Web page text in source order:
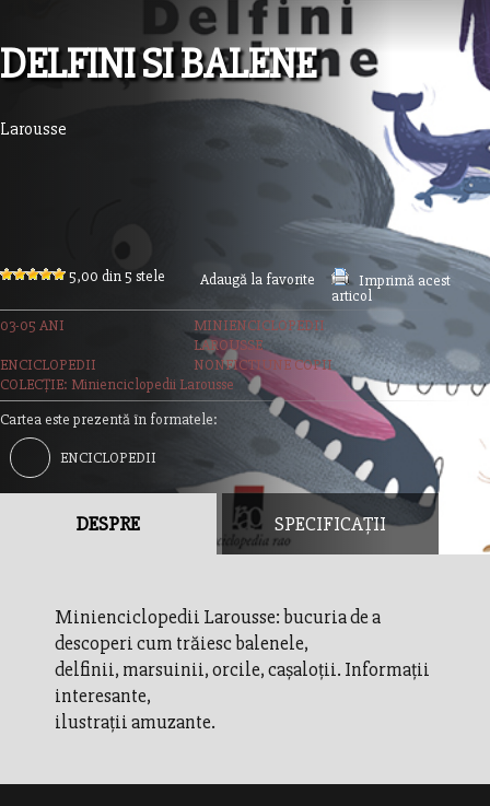
DELFINI SI BALENE
Larousse
5,00 din 5 stele Adaugă la favorite
Imprimă acest
articol
03-05 ANI
MINIENCICLOPEDII
LAROUSSE
ENCICLOPEDII
NONFICTIUNE COPII
COLECȚIE: Minienciclopedii Larousse
Cartea este prezentă în formatele:
ENCICLOPEDII
DESPRE SPECIFICAȚII
Minienciclopedii Larousse: bucuria de a
descoperi cum trăiesc balenele,
delfinii, marsuinii, orcile, caşaloţii. Informaţii
interesante,
ilustraţii amuzante.